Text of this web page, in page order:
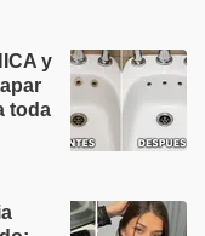
y
toda